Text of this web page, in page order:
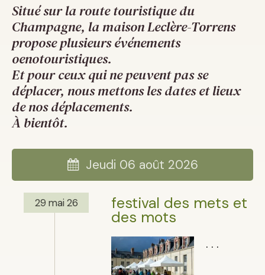
Situé sur la route touristique du
Champagne, la maison Leclère-Torrens
propose plusieurs événements
oenotouristiques.
Et pour ceux qui ne peuvent pas se
déplacer, nous mettons les dates et lieux
de nos déplacements.
À bientôt.
Jeudi 06 août 2026
29 mai 26 festival des mets et
des mots
. . .